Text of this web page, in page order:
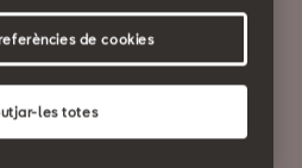
presenten: "Somien els
en directe des de CASA
les totes
de cookies